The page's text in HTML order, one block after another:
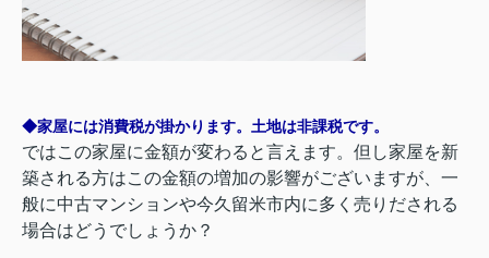
◆家屋には消費税が掛かります。土地は非課税です。
ではこの家屋に金額が変わると言えます。但し家屋を新
築される方はこの金額の増加の影響がございますが、一
般に中古マンションや今久留米市内に多く売りだされる
場合はどうでしょうか？